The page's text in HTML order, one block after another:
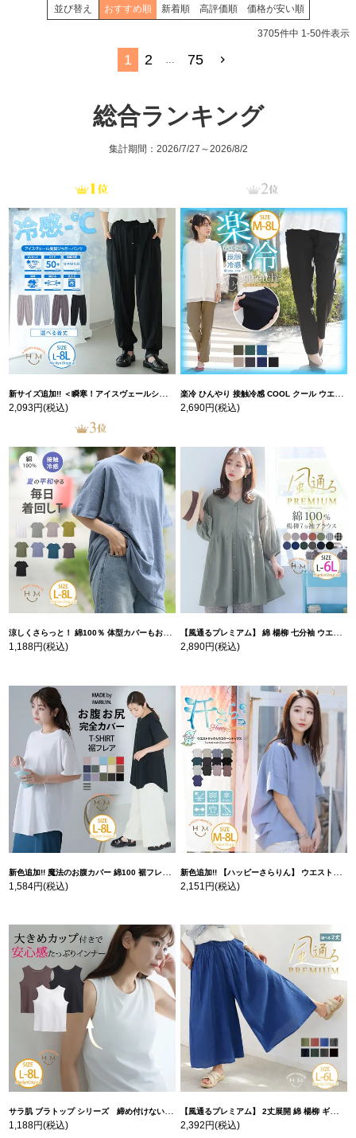
並び替え おすすめ順 新着順 高評価順 価格が安い順
3705件中 1 -50件表示
1 2 75
総合ランキング
集計期間：2026/7/27～2026/8/2
新サイズ追加!! ＜瞬寒！アイスヴェールシリーズ＞ 美脚 ジョガーパンツ 【ウェストゴム】 【ストレッチ】 | 大きいサイズの通販ならハッピーマリリン
2,093円(税込)
楽冷 ひんやり 接触冷感 COOL クール ウエストゴム 楽ちん ストレッチ 美脚 レギパン 【ストレッチ】 | 大きいサイズの通販ならハッピーマリリン
2,690円(税込)
涼しくさらっと！ 綿100％ 体型カバーもお洒落も叶える 風合いコットン ゆるシルエット ドルマン | 大きいサイズの通販ならハッピーマリリン
1,188円(税込)
【風通るプレミアム】 綿 楊柳 七分袖 ウエストギャザー ブラウス | 大きいサイズの通販ならハッピーマリリン
2,890円(税込)
新色追加!! 魔法のお腹カバー 綿100 裾フレア Tシャツ | 大きいサイズの通販ならハッピーマリリン
1,584円(税込)
新色追加!! 【ハッピーさらりん】 ウエストタック入り スッキリ魅せ コクーントップス | 大きいサイズの通販ならハッピーマリリン
2,151円(税込)
サラ肌 ブラトップ シリーズ 締め付けない リブ タンクトップ | 大きいサイズの通販ならハッピーマリリン
1,188円(税込)
【風通るプレミアム】 2丈展開 綿 楊柳 ギャザー フレア スカンツ 【ウェストゴム】 | 大きいサイズの通販ならハッピーマリリン
2,392円(税込)